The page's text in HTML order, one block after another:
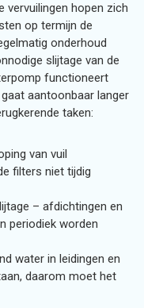
vervuilingen hopen zich
op termijn de
onderhoud
slijtage van de
functioneert
aantoonbaar langer
taken:
van vuil
filters niet tijdig
– afdichtingen en
periodiek worden
water in leidingen en
daarom moet het